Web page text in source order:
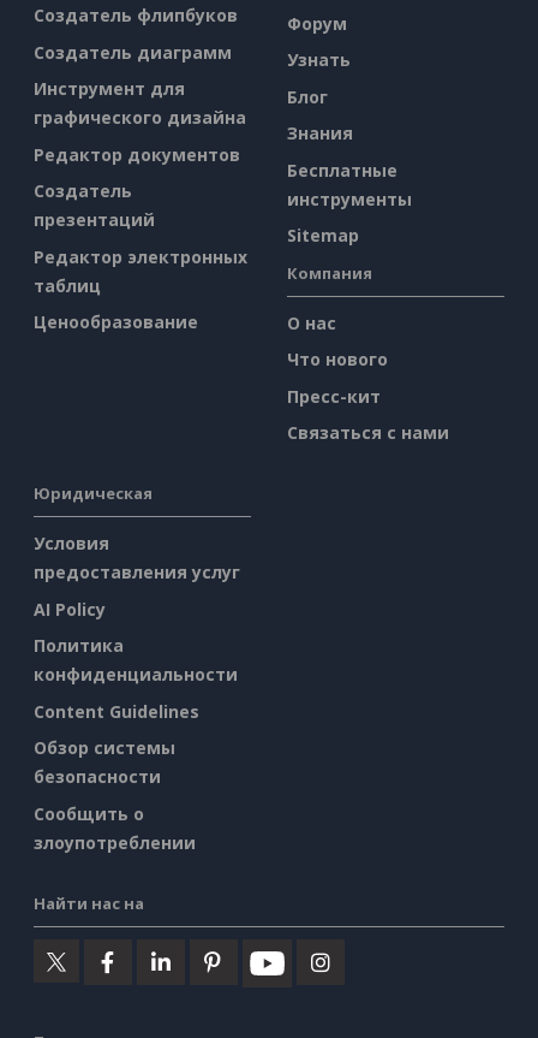
Создатель флипбуков
Создатель диаграмм
Инструмент для
графического дизайна
Редактор документов
Создатель
презентаций
Редактор электронных
таблиц
Ценообразование
Форум
Узнать
Блог
Знания
Бесплатные
инструменты
Sitemap
Компания
О нас
Что нового
Пресс-кит
Связаться с нами
Юридическая
Условия
предоставления услуг
AI Policy
Политика
конфиденциальности
Content Guidelines
Обзор системы
безопасности
Сообщить о
злоупотреблении
Найти нас на